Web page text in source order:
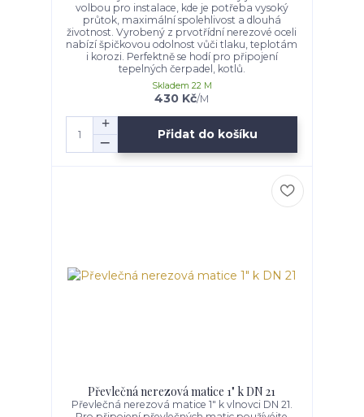
volbou pro instalace, kde je potřeba vysoký
průtok, maximální spolehlivost a dlouhá
životnost. Vyrobený z prvotřídní nerezové oceli
nabízí špičkovou odolnost vůči tlaku, teplotám
i korozi. Perfektně se hodí pro připojení
tepelných čerpadel, kotlů.
430 Kč/M
Skladem 22 M
Přidat do košíku
Převlečná nerezová matice 1" k DN 21
Převlečná nerezová matice 1" k vlnovci DN 21.